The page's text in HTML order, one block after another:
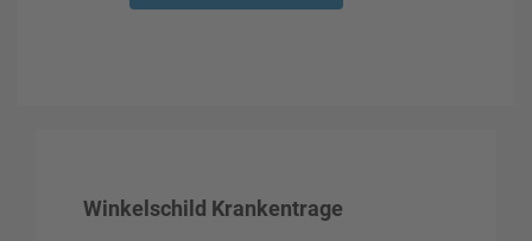
Winkelschild Krankentrage